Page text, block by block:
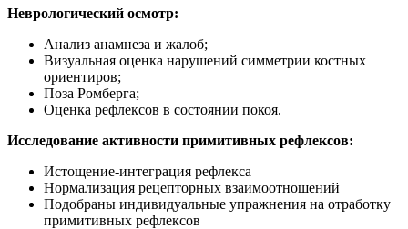
Неврологический осмотр:
Анализ анамнеза и жалоб;
Визуальная оценка нарушений симметрии костных
ориентиров;
Поза Ромберга;
Оценка рефлексов в состоянии покоя.
Исследование активности примитивных рефлексов:
Истощение-интеграция рефлекса
Нормализация рецепторных взаимоотношений
Подобраны индивидуальные упражнения на отработку
примитивных рефлексов